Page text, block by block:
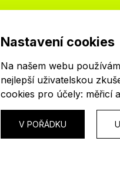
Nastavení cookies
Na našem webu
nejlepší uživatelskou
cookies pro účely: měřicí
V POŘÁDKU